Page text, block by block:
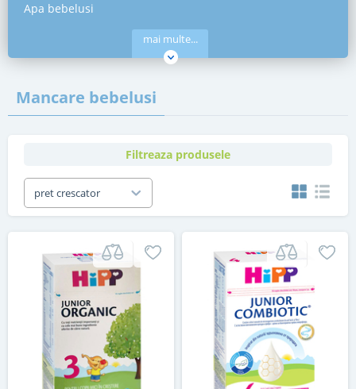
Apa bebelusi
mai multe...
Mancare bebelusi
Filtreaza produsele
pret crescator